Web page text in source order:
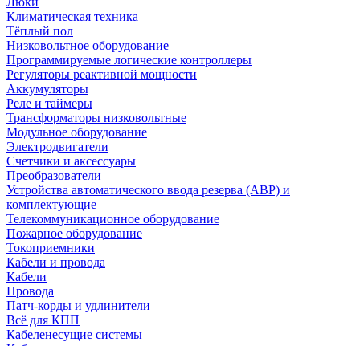
Климатическая техника
Тёплый пол
Низковольтное оборудование
Программируемые логические контроллеры
Регуляторы реактивной мощности
Аккумуляторы
Реле и таймеры
Трансформаторы низковольтные
Модульное оборудование
Электродвигатели
Счетчики и аксессуары
Преобразователи
Устройства автоматического ввода резерва (АВР) и
комплектующие
Телекоммуникационное оборудование
Пожарное оборудование
Токоприемники
Кабели и провода
Кабели
Провода
Патч-корды и удлинители
Всё для КПП
Кабеленесущие системы